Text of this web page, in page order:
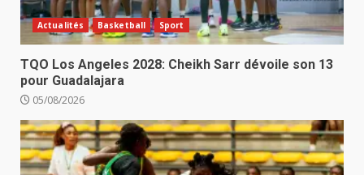
Actualités Basketball Sport
TQO Los Angeles 2028: Cheikh Sarr dévoile son 13
pour Guadalajara
05/08/2026